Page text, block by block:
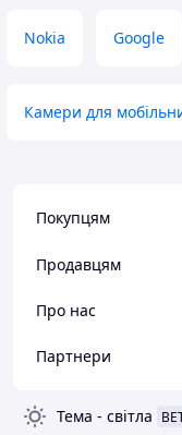
Nokia Google
Камери для
Покупцям
Продавцям
Про нас
Партнери
Тема - світла